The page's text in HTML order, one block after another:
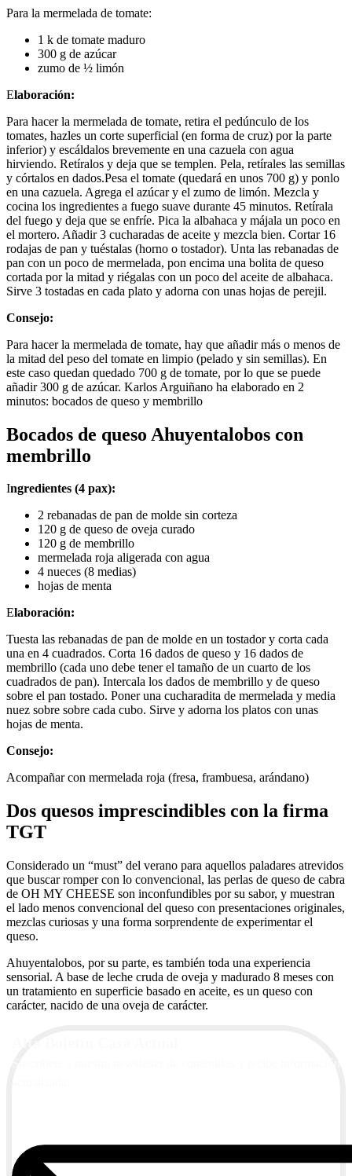
Para la mermelada de tomate:
1 k de tomate maduro
300 g de azúcar
zumo de ½ limón
Elaboración:
Para hacer la mermelada de tomate, retira el pedúnculo de los
tomates, hazles un corte superficial (en forma de cruz) por la parte
inferior) y escáldalos brevemente en una cazuela con agua
hirviendo. Retíralos y deja que se templen. Pela, retírales las semillas
y córtalos en dados.Pesa el tomate (quedará en unos 700 g) y ponlo
en una cazuela. Agrega el azúcar y el zumo de limón. Mezcla y
cocina los ingredientes a fuego suave durante 45 minutos. Retírala
del fuego y deja que se enfríe. Pica la albahaca y májala un poco en
el mortero. Añadir 3 cucharadas de aceite y mezcla bien. Cortar 16
rodajas de pan y tuéstalas (horno o tostador). Unta las rebanadas de
pan con un poco de mermelada, pon encima una bolita de queso
cortada por la mitad y riégalas con un poco del aceite de albahaca.
Sirve 3 tostadas en cada plato y adorna con unas hojas de perejil.
Consejo:
Para hacer la mermelada de tomate, hay que añadir más o menos de
la mitad del peso del tomate en limpio (pelado y sin semillas). En
este caso quedan quedado 700 g de tomate, por lo que se puede
añadir 300 g de azúcar. Karlos Arguiñano ha elaborado en 2
minutos: bocados de queso y membrillo
Bocados de queso Ahuyentalobos con
membrillo
Ingredientes (4 pax):
2 rebanadas de pan de molde sin corteza
120 g de queso de oveja curado
120 g de membrillo
mermelada roja aligerada con agua
4 nueces (8 medias)
hojas de menta
Elaboración:
Tuesta las rebanadas de pan de molde en un tostador y corta cada
una en 4 cuadrados. Corta 16 dados de queso y 16 dados de
membrillo (cada uno debe tener el tamaño de un cuarto de los
cuadrados de pan). Intercala los dados de membrillo y de queso
sobre el pan tostado. Poner una cucharadita de mermelada y media
nuez sobre sobre cada cubo. Sirve y adorna los platos con unas
hojas de menta.
Consejo:
Acompañar con mermelada roja (fresa, frambuesa, arándano)
Dos quesos imprescindibles con la firma
TGT
Considerado un “must” del verano para aquellos paladares atrevidos
que buscar romper con lo convencional, las perlas de queso de cabra
de OH MY CHEESE son inconfundibles por su sabor, y muestran
el lado menos convencional del queso con presentaciones originales,
mezclas curiosas y una forma sorprendente de experimentar el
queso.
Ahuyentalobos, por su parte, es también toda una experiencia
sensorial. A base de leche cruda de oveja y madurado 8 meses con
un tratamiento en superficie basado en aceite, es un queso con
carácter, nacido de una oveja de carácter.